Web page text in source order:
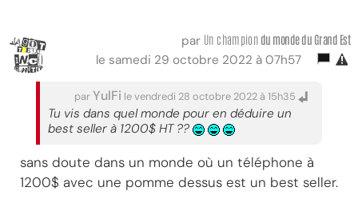
par Un champion du monde du Grand Est
le samedi 29 octobre 2022 à 07h57
parYulFi le vendredi 28 octobre 2022 à 15h35
Tu vis dans quel monde pour en déduire un
best seller à 1200$ HT ??
sans doute dans un monde où un téléphone à
1200$ avec une pomme dessus est un best seller.